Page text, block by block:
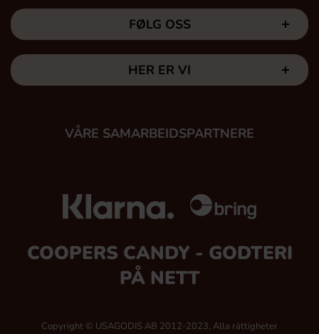
FØLG OSS
HER ER VI
VÅRE SAMARBEIDSPARTNERE
COOPERS CANDY - GODTERI
PÅ NETT
Copyright © USAGODIS AB 2012-2023, Alla rättigheter